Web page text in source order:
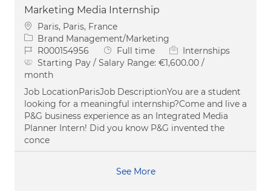
Marketing Media Internship
Location
Paris, Paris, France
Category
Brand Management/Marketing
Job IdR000154956 Job Type
Full time
Internships
Starting Pay / Salary Range: €1,600.00 /
month
Job LocationParisJob DescriptionYou are a student
looking for a meaningful internship?Come and live a
P&G business experience as an Integrated Media
Planner Intern! Did you know P&G invented the
conce
See More